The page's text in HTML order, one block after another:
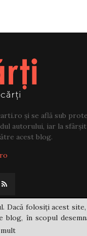
și se află sub
autorului, iar la
acest blog.
folosiți acest
în scopul